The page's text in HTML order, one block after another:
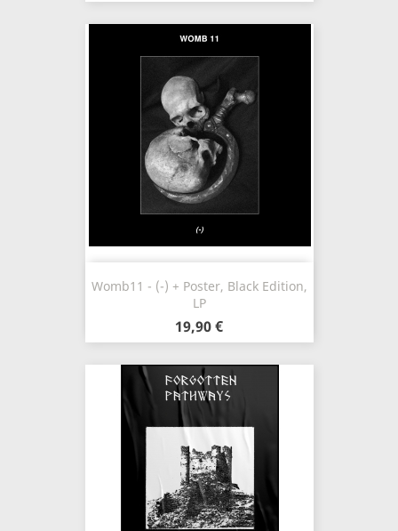
Womb11 - (-) + Poster, Black Edition,
LP
19,90 €